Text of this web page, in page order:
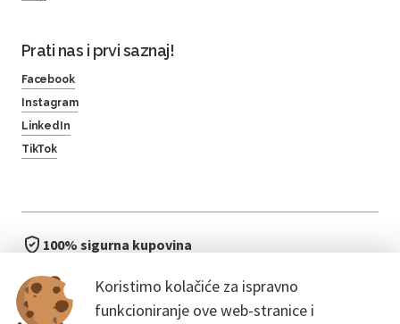
Koristimo kolačiće za ispravno
funkcioniranje ove web-stranice i
Prati nas i prvi saznaj!
Facebook
Instagram
LinkedIn
TikTok
100% sigurna kupovina
bez čekanja u redu